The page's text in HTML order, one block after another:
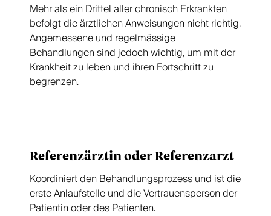
Mehr als ein Drittel aller chronisch Erkrankten
befolgt die ärztlichen Anweisungen nicht richtig.
Angemessene und regelmässige
Behandlungen sind jedoch wichtig, um mit der
Krankheit zu leben und ihren Fortschritt zu
begrenzen.
Referenzärztin oder Referenzarzt
Koordiniert den Behandlungsprozess und ist die
erste Anlaufstelle und die Vertrauensperson der
Patientin oder des Patienten.